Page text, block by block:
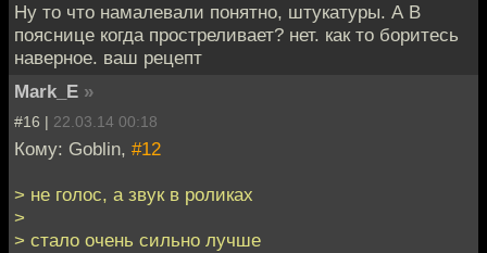
Ну то что намалевали понятно, штукатуры. А В
пояснице когда простреливает? нет. как то боритесь
наверное. ваш рецепт
Mark_E »
#16 | 22.03.14 00:18
Кому: Goblin, #12
> не голос, а звук в роликах
>
> стало очень сильно лучше